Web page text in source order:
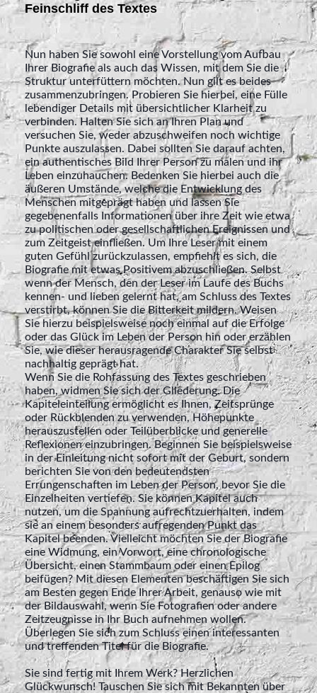
Feinschliff des Textes
Nun haben Sie sowohl eine Vorstellung vom Aufbau
Ihrer Biografie als auch das Wissen, mit dem Sie die
Struktur unterfüttern möchten. Nun gilt es beides
zusammenzubringen. Probieren Sie hierbei, eine Fülle
lebendiger Details mit übersichtlicher Klarheit zu
verbinden. Halten Sie sich an Ihren Plan und
versuchen Sie, weder abzuschweifen noch wichtige
Punkte auszulassen. Dabei sollten Sie darauf achten,
ein authentisches Bild Ihrer Person zu malen und ihr
Leben einzuhauchen. Bedenken Sie hierbei auch die
äußeren Umstände, welche die Entwicklung des
Menschen mitgeprägt haben und lassen Sie
gegebenenfalls Informationen über ihre Zeit wie etwa
zu politischen oder gesellschaftlichen Ereignissen und
zum Zeitgeist einfließen. Um Ihre Leser mit einem
guten Gefühl zurückzulassen, empfiehlt es sich, die
Biografie mit etwas Positivem abzuschließen. Selbst
wenn der Mensch, den der Leser im Laufe des Buchs
kennen- und lieben gelernt hat, am Schluss des Textes
verstirbt, können Sie die Bitterkeit mildern. Weisen
Sie hierzu beispielsweise noch einmal auf die Erfolge
oder das Glück im Leben der Person hin oder erzählen
Sie, wie dieser herausragende Charakter Sie selbst
nachhaltig geprägt hat.
Wenn Sie die Rohfassung des Textes geschrieben
haben, widmen Sie sich der Gliederung. Die
Kapiteleinteilung ermöglicht es Ihnen, Zeitsprünge
oder Rückblenden zu verwenden, Höhepunkte
herauszustellen oder Teilüberblicke und generelle
Reflexionen einzubringen. Beginnen Sie beispielsweise
in der Einleitung nicht sofort mit der Geburt, sondern
berichten Sie von den bedeutendsten
Errungenschaften im Leben der Person, bevor Sie die
Einzelheiten vertiefen. Sie können Kapitel auch
nutzen, um die Spannung aufrechtzuerhalten, indem
sie an einem besonders aufregenden Punkt das
Kapitel beenden. Vielleicht möchten Sie der Biografie
eine Widmung, ein Vorwort, eine chronologische
Übersicht, einen Stammbaum oder einen Epilog
beifügen? Mit diesen Elementen beschäftigen Sie sich
am Besten gegen Ende Ihrer Arbeit, genauso wie mit
der Bildauswahl, wenn Sie Fotografien oder andere
Zeitzeugnisse in Ihr Buch aufnehmen wollen.
Überlegen Sie sich zum Schluss einen interessanten
und treffenden Titel für die Biografie.
Sie sind fertig mit Ihrem Werk? Herzlichen
Glückwunsch! Tauschen Sie sich mit Bekannten über